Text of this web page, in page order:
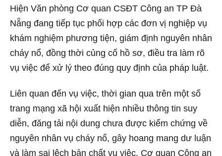
Hiện Văn phòng Cơ quan CSĐT Công an TP Đà
Nẵng đang tiếp tục phối hợp các đơn vị nghiệp vụ
khám nghiệm phương tiện, giám định nguyên nhân
cháy nổ, đồng thời củng cố hồ sơ, điều tra làm rõ
vụ việc để xử lý theo đúng quy định của pháp luật.
Liên quan đến vụ việc, thời gian qua trên một số
trang mạng xã hội xuất hiện nhiều thông tin suy
diễn, đăng tải nội dung chưa được kiểm chứng về
nguyên nhân vụ cháy nổ, gây hoang mang dư luận
và làm sai lệch bản chất vụ việc. Cơ quan Công an